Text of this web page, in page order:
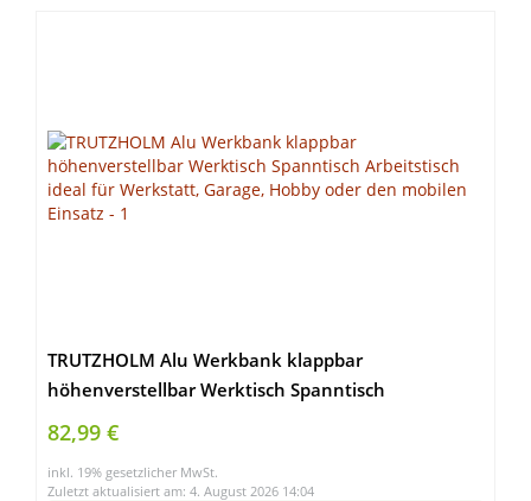
TRUTZHOLM Alu Werkbank klappbar
höhenverstellbar Werktisch Spanntisch
Arbeitstisch ideal für Werkstatt, Garage, Hobby
oder den mobilen Einsatz
82,99 €
inkl. 19% gesetzlicher MwSt.
Zuletzt aktualisiert am: 4. August 2026 14:04